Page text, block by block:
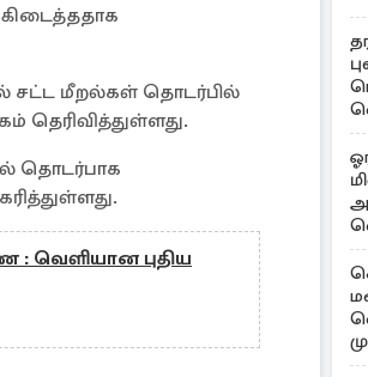
சட்ட மீறல்கள் தொடர்பில்
தெரிவித்துள்ளது.
தொடர்பாக
வெளியான புதிய